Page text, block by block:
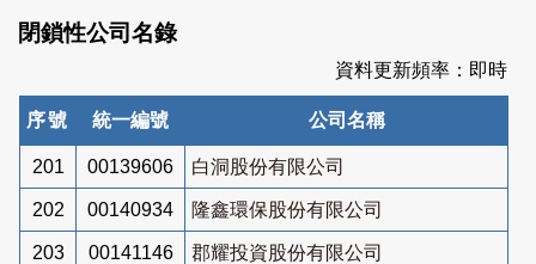
閉鎖性公司名錄
資料更新頻率：即時
序號 統一編號 公司名稱
201 00139606 白洞股份有限公司
202 00140934 隆鑫環保股份有限公司
203 00141146 郡耀投資股份有限公司